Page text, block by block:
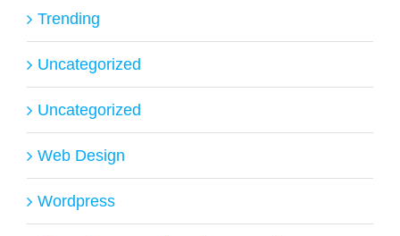
Trending
Uncategorized
Uncategorized
Web Design
Wordpress